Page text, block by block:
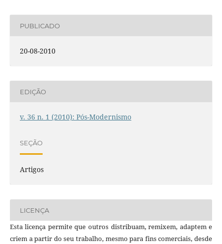
PUBLICADO
20-08-2010
EDIÇÃO
v. 36 n. 1 (2010): Pós-Modernismo
SEÇÃO
Artigos
LICENÇA
Esta licença permite que outros distribuam, remixem, adaptem e
criem a partir do seu trabalho, mesmo para fins comerciais, desde